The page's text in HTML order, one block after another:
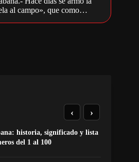
al campo», que como…
historia, significado y lista
del 1 al 100
‹ ›